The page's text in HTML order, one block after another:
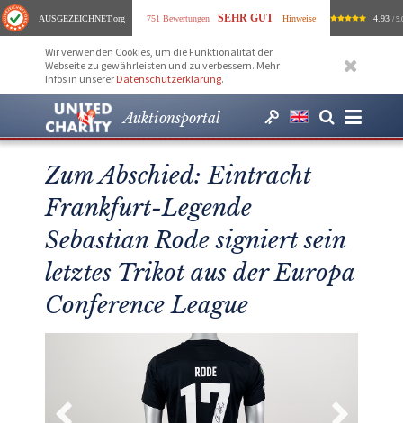
AUSGEZEICHNET.org 751 Bewertungen SEHR GUT Hinweise 4.93 /
Wir verwenden Cookies, um die Funktionalität der
Webseite zu gewährleisten und zu verbessern. Mehr
Infos in unserer Datenschutzerklärung.
Auktionsportal
Zum Abschied: Eintracht
Frankfurt-Legende
Sebastian Rode signiert sein
letztes Trikot aus der Europa
Conference League